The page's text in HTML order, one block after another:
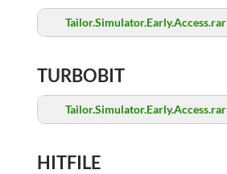
Tailor.Simulator.Early.Access.rar
TURBOBIT
Tailor.Simulator.Early.Access.rar
HITFILE